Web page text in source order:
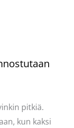
pitkiä.
kun kaksi